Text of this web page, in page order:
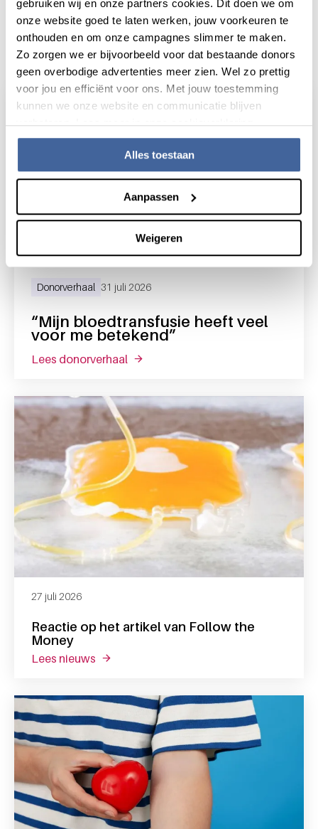
gebruiken wij en onze partners cookies. Dit doen we om
onze website goed te laten werken, jouw voorkeuren te
onthouden en om onze campagnes slimmer te maken.
Zo zorgen we er bijvoorbeeld voor dat bestaande donors
geen overbodige advertenties meer zien. Wel zo prettig
voor jou en efficiënt voor ons. Met jouw toestemming
kunnen we onze website en communicatie blijven
verbeteren. Lees meer in onze cookieverklaring.
Alles toestaan
Aanpassen
Weigeren
Actueel
“Mijn bloedtransfusie heeft veel
voor me betekend”
Donorverhaal 31 juli 2026
lees donorverhaal over “mijn bloedtransfusie heeft
Reactie op het artikel van Follow the
Money
27 juli 2026
lees nieuws over reactie op het artikel van follow the